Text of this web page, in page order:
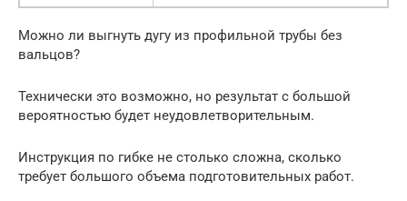
Можно ли выгнуть дугу из профильной трубы без
вальцов?
Технически это возможно, но результат с большой
вероятностью будет неудовлетворительным.
Инструкция по гибке не столько сложна, сколько
требует большого объема подготовительных работ.